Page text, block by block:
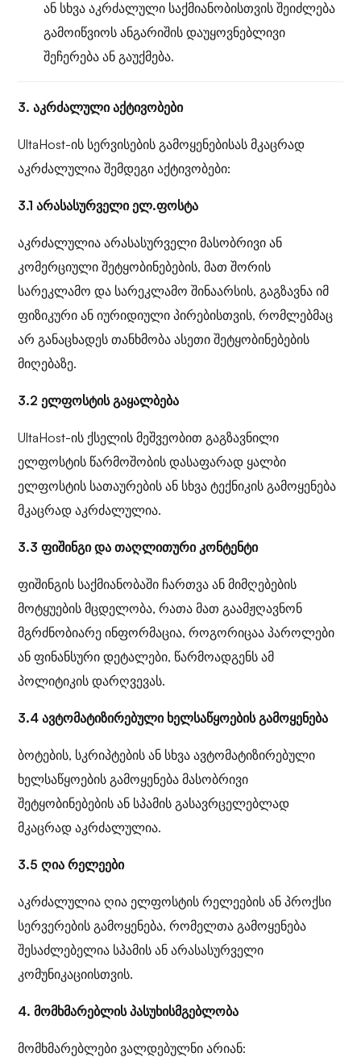
ან სხვა აკრძალული საქმიანობისთვის შეიძლება
გამოიწვიოს ანგარიშის დაუყოვნებლივი
შეჩერება ან გაუქმება.
3. აკრძალული აქტივობები
UltaHost-ის სერვისების გამოყენებისას მკაცრად
აკრძალულია შემდეგი აქტივობები:
3.1 არასასურველი ელ.ფოსტა
აკრძალულია არასასურველი მასობრივი ან
კომერციული შეტყობინებების, მათ შორის
სარეკლამო და სარეკლამო შინაარსის, გაგზავნა იმ
ფიზიკური ან იურიდიული პირებისთვის, რომლებმაც
არ განაცხადეს თანხმობა ასეთი შეტყობინებების
მიღებაზე.
3.2 ელფოსტის გაყალბება
UltaHost-ის ქსელის მეშვეობით გაგზავნილი
ელფოსტის წარმოშობის დასაფარად ყალბი
ელფოსტის სათაურების ან სხვა ტექნიკის გამოყენება
მკაცრად აკრძალულია.
3.3 ფიშინგი და თაღლითური კონტენტი
ფიშინგის საქმიანობაში ჩართვა ან მიმღებების
მოტყუების მცდელობა, რათა მათ გაამჟღავნონ
მგრძნობიარე ინფორმაცია, როგორიცაა პაროლები
ან ფინანსური დეტალები, წარმოადგენს ამ
პოლიტიკის დარღვევას.
3.4 ავტომატიზირებული ხელსაწყოების გამოყენება
ბოტების, სკრიპტების ან სხვა ავტომატიზირებული
ხელსაწყოების გამოყენება მასობრივი
შეტყობინებების ან სპამის გასავრცელებლად
მკაცრად აკრძალულია.
3.5 ღია რელეები
აკრძალულია ღია ელფოსტის რელეების ან პროქსი
სერვერების გამოყენება, რომელთა გამოყენება
შესაძლებელია სპამის ან არასასურველი
კომუნიკაციისთვის.
4. მომხმარებლის პასუხისმგებლობა
მომხმარებლები ვალდებულნი არიან: